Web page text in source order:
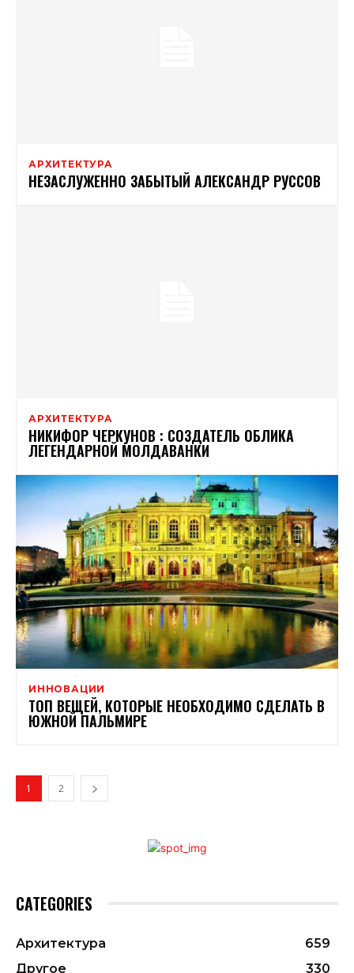
АРХИТЕКТУРА
НЕЗАСЛУЖЕННО ЗАБЫТЫЙ АЛЕКСАНДР РУССОВ
АРХИТЕКТУРА
НИКИФОР ЧЕРКУНОВ : СОЗДАТЕЛЬ ОБЛИКА
ЛЕГЕНДАРНОЙ МОЛДАВАНКИ
ИННОВАЦИИ
ТОП ВЕЩЕЙ, КОТОРЫЕ НЕОБХОДИМО СДЕЛАТЬ В
ЮЖНОЙ ПАЛЬМИРЕ
1 2
CATEGORIES
Архитектура
659
Другое
330